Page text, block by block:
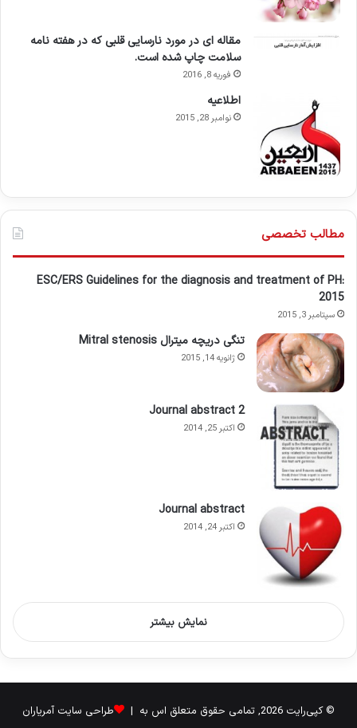
مقاله ای در مورد نارسایی قلبی که در هفته نامه
سلامت چاپ شده است.
فوریه 8, 2016
اطلاعيه
نوامبر 28, 2015
مطالب تخصصی
ESC/ERS Guidelines for the diagnosis and treatment of PH:
2015
سپتامبر 3, 2015
تنگی دریچه میترال Mitral stenosis
ژانویه 14, 2015
Journal abstract 2
اکتبر 25, 2014
Journal abstract
اکتبر 24, 2014
نمایش بیشتر
© کپی‌رایت 2026, تمامی حقوق متعلق اس به | طراحی سایت آمریاران